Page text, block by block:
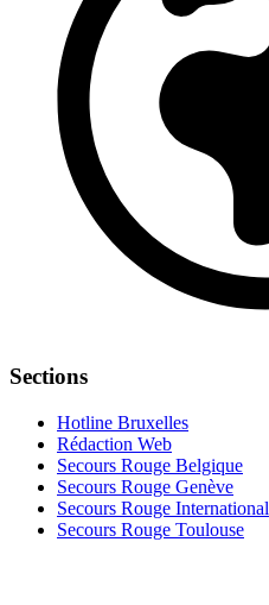
Sections
Hotline Bruxelles
Rédaction Web
Secours Rouge Belgique
Secours Rouge Genève
Secours Rouge International
Secours Rouge Toulouse